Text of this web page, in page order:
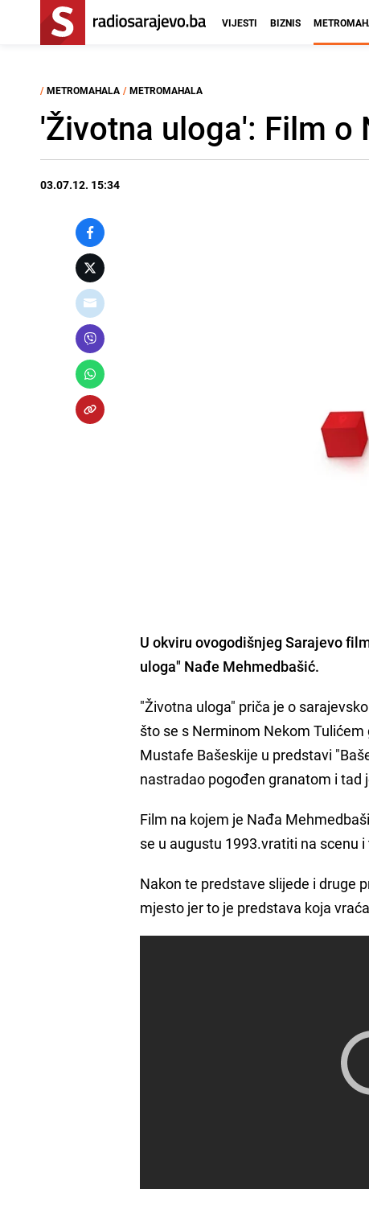
VIJESTI BIZNIS
/ METROMAHALA / METROMAHALA
'Životna uloga': Film o
03.07.12. 15:34
U okviru ovogodišnjeg Sarajevo
uloga" Nađe Mehmedbašić.
"Životna uloga" priča je o
što se s Nerminom Nekom
Mustafe Bašeskije u predstavi
nastradao pogođen granatom i
Film na kojem je Nađa
se u augustu 1993.vratiti na scenu
Nakon te predstave slijede i druge
mjesto jer to je predstava koja